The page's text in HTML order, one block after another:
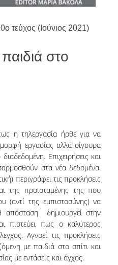
ΦΟΙΤΗΣΗΣ
ΠΑΡΑΠΟΝΩΝ
τεύχος (Ιούνιος 2021)
στο
η τηλεργασία ήρθε για να
μορφή εργασίας αλλά σίγουρα
Επιχειρήσεις και
στα νέα δεδομένα.
περιγράφει τις προκλήσεις
της προϊσταμένης της που
(αντί της εμπιστοσύνης) να
απόσταση δημιουργεί στην
πιστεύει πως ο καλύτερος
Αγνοεί τις προκλήσεις
με παιδιά στο σπίτι και
με εντάσεις και άγχος.